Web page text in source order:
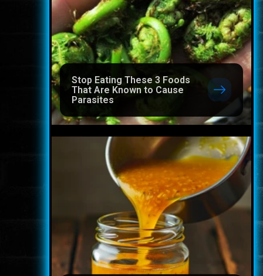
Stop Eating These 3 Foods
That Are Known to Cause
Parasites